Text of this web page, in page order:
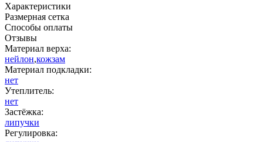
Характеристики
Размерная сетка
Способы оплаты
Отзывы
Материал верха:
нейлон,кожзам
Материал подкладки:
нет
Утеплитель:
нет
Застёжка:
липучки
Регулировка: